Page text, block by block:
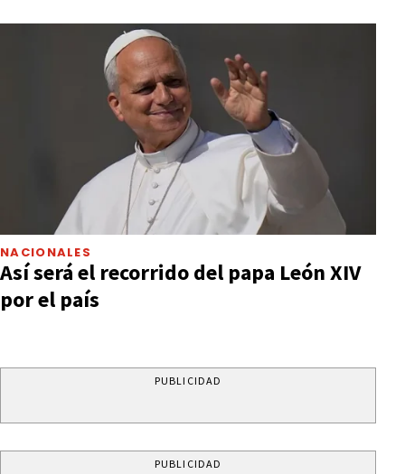
NACIONALES
Así será el recorrido del papa León XIV
por el país
PUBLICIDAD
PUBLICIDAD